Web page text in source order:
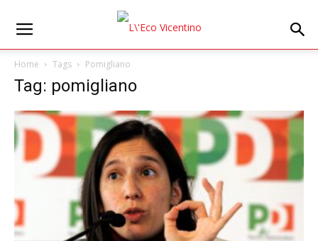
Home Tags Pomigliano
Tag: pomigliano